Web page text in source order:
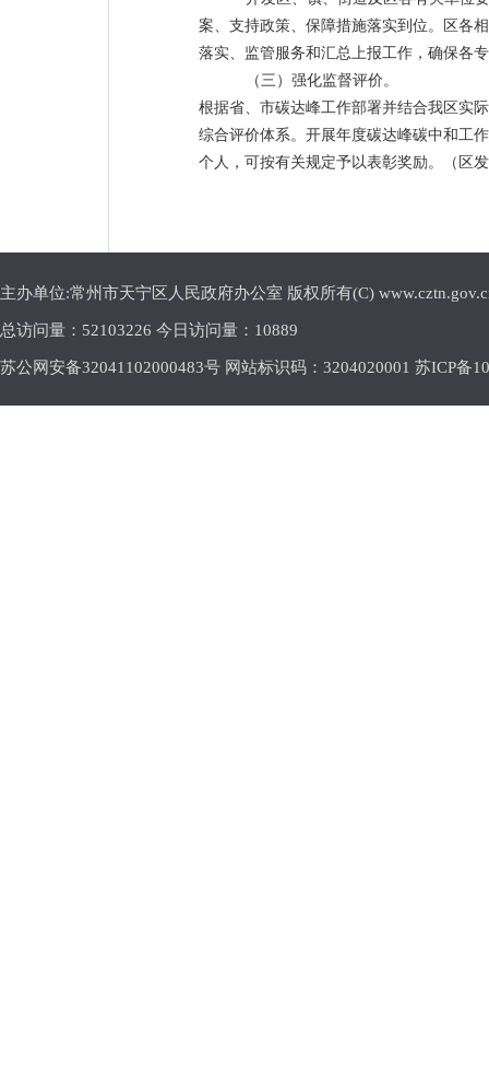
案、支持政策、保障措施落实到位。区各
落实、监管服务和汇总上报工作，确保各
（三）强化监督评价。
根据省、市碳达峰工作部署并结合我区实
综合评价体系。开展年度碳达峰碳中和工
个人，可按有关规定予以表彰奖励。
（区
主办单位:常州市天宁区人民政府办公室 版权所有(C)
总访问量： 52103226 今日访问量： 10889
苏公网安备32041102000483号 网站标识码：3204020001 苏ICP备